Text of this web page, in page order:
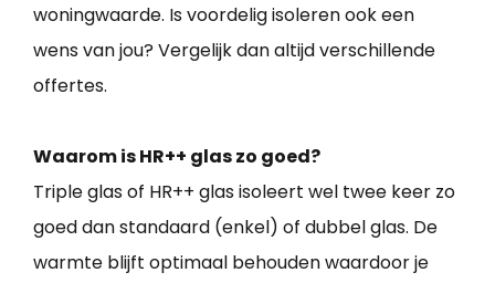
woningwaarde. Is voordelig isoleren ook een
wens van jou? Vergelijk dan altijd verschillende
offertes.
Waarom is HR++ glas zo goed?
Triple glas of HR++ glas isoleert wel twee keer zo
goed dan standaard (enkel) of dubbel glas. De
warmte blijft optimaal behouden waardoor je